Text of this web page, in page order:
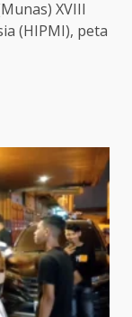
XVIII
(HIPMI), peta